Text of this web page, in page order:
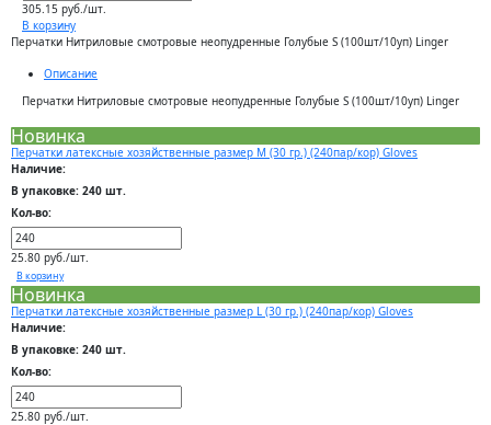
305.15 руб./шт.
В корзину
Перчатки Нитриловые смотровые неопудренные Голубые S (100шт/10уп) Linger
Описание
Перчатки Нитриловые смотровые неопудренные Голубые S (100шт/10уп) Linger
Новинка
Перчатки латексные хозяйственные размер M (30 гр.) (240пар/кор) Gloves
Наличие:
В упаковке: 240 шт.
Кол-во:
25.80 руб./шт.
В корзину
Новинка
Перчатки латексные хозяйственные размер L (30 гр.) (240пар/кор) Gloves
Наличие:
В упаковке: 240 шт.
Кол-во:
25.80 руб./шт.